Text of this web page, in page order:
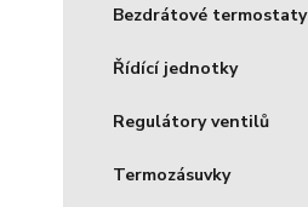
Bezdrátové termostaty
Řídící jednotky
Regulátory ventilů
Termozásuvky